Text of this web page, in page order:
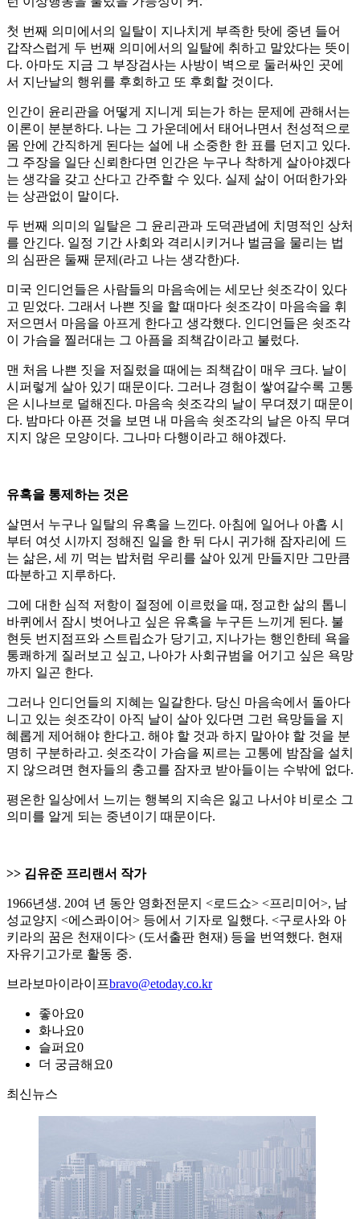
첫 번째 의미에서의 일탈이 지나치게 부족한 탓에 중년 들어
갑작스럽게 두 번째 의미에서의 일탈에 취하고 말았다는 뜻이
다. 아마도 지금 그 부장검사는 사방이 벽으로 둘러싸인 곳에
서 지난날의 행위를 후회하고 또 후회할 것이다.
인간이 윤리관을 어떻게 지니게 되는가 하는 문제에 관해서는
이론이 분분하다. 나는 그 가운데에서 태어나면서 천성적으로
몸 안에 간직하게 된다는 설에 내 소중한 한 표를 던지고 있다.
그 주장을 일단 신뢰한다면 인간은 누구나 착하게 살아야겠다
는 생각을 갖고 산다고 간주할 수 있다. 실제 삶이 어떠한가와
는 상관없이 말이다.
두 번째 의미의 일탈은 그 윤리관과 도덕관념에 치명적인 상처
를 안긴다. 일정 기간 사회와 격리시키거나 벌금을 물리는 법
의 심판은 둘째 문제(라고 나는 생각한)다.
미국 인디언들은 사람들의 마음속에는 세모난 쇳조각이 있다
고 믿었다. 그래서 나쁜 짓을 할 때마다 쇳조각이 마음속을 휘
저으면서 마음을 아프게 한다고 생각했다. 인디언들은 쇳조각
이 가슴을 찔러대는 그 아픔을 죄책감이라고 불렀다.
맨 처음 나쁜 짓을 저질렀을 때에는 죄책감이 매우 크다. 날이
시퍼렇게 살아 있기 때문이다. 그러나 경험이 쌓여갈수록 고통
은 시나브로 덜해진다. 마음속 쇳조각의 날이 무뎌졌기 때문이
다. 밤마다 아픈 것을 보면 내 마음속 쇳조각의 날은 아직 무뎌
지지 않은 모양이다. 그나마 다행이라고 해야겠다.
유혹을 통제하는 것은
살면서 누구나 일탈의 유혹을 느낀다. 아침에 일어나 아홉 시
부터 여섯 시까지 정해진 일을 한 뒤 다시 귀가해 잠자리에 드
는 삶은, 세 끼 먹는 밥처럼 우리를 살아 있게 만들지만 그만큼
따분하고 지루하다.
그에 대한 심적 저항이 절정에 이르렀을 때, 정교한 삶의 톱니
바퀴에서 잠시 벗어나고 싶은 유혹을 누구든 느끼게 된다. 불
현듯 번지점프와 스트립쇼가 당기고, 지나가는 행인한테 욕을
통쾌하게 질러보고 싶고, 나아가 사회규범을 어기고 싶은 욕망
까지 일곤 한다.
그러나 인디언들의 지혜는 일갈한다. 당신 마음속에서 돌아다
니고 있는 쇳조각이 아직 날이 살아 있다면 그런 욕망들을 지
혜롭게 제어해야 한다고. 해야 할 것과 하지 말아야 할 것을 분
명히 구분하라고. 쇳조각이 가슴을 찌르는 고통에 밤잠을 설치
지 않으려면 현자들의 충고를 잠자코 받아들이는 수밖에 없다.
평온한 일상에서 느끼는 행복의 지속은 잃고 나서야 비로소 그
의미를 알게 되는 중년이기 때문이다.
>> 김유준 프리랜서 작가
1966년생. 20여 년 동안 영화전문지 <로드쇼> <프리미어>, 남
성교양지 <에스콰이어> 등에서 기자로 일했다. <구로사와 아
키라의 꿈은 천재이다> (도서출판 현재) 등을 번역했다. 현재
자유기고가로 활동 중.
브라보마이라이프bravo@etoday.co.kr
좋아요0
화나요0
슬퍼요0
더 궁금해요0
최신뉴스